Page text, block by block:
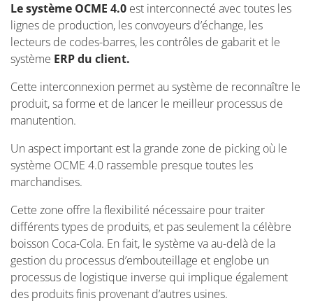
Le système OCME 4.0 est interconnecté avec toutes les
lignes de production, les convoyeurs d’échange, les
lecteurs de codes-barres, les contrôles de gabarit et le
système ERP du client.
Cette interconnexion permet au système de reconnaître le
produit, sa forme et de lancer le meilleur processus de
manutention.
Un aspect important est la grande zone de picking où le
système OCME 4.0 rassemble presque toutes les
marchandises.
Cette zone offre la flexibilité nécessaire pour traiter
différents types de produits, et pas seulement la célèbre
boisson Coca-Cola. En fait, le système va au-delà de la
gestion du processus d’embouteillage et englobe un
processus de logistique inverse qui implique également
des produits finis provenant d’autres usines.